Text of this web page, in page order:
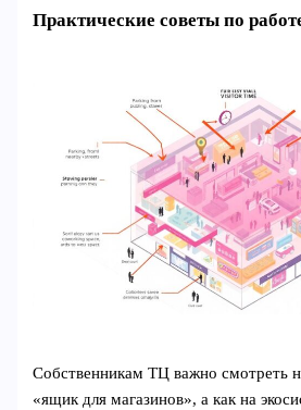
Практические советы по
Собственникам ТЦ важно смотреть
«ящик для магазинов», а как на